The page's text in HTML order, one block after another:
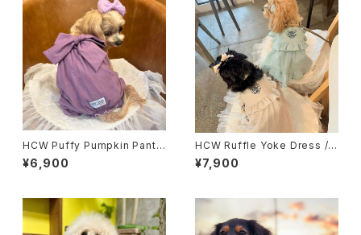
HCW Puffy Pumpkin Pants
/ 3 color
¥6,900
HCW Ruffle Yoke Dress / 3
color
¥7,900